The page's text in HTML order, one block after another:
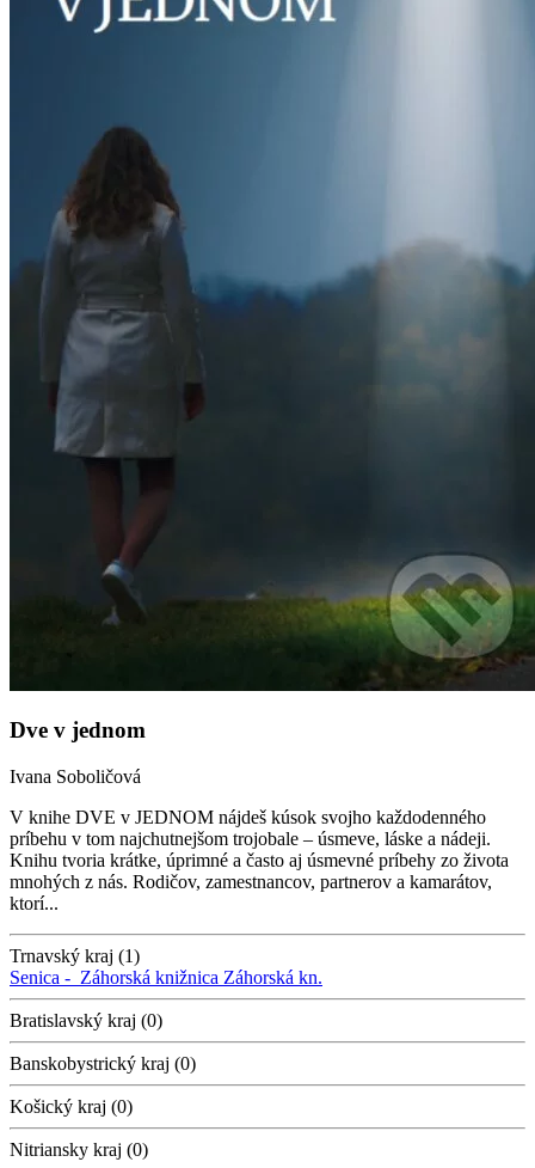
Dve v jednom
Ivana Soboličová
V knihe DVE v JEDNOM nájdeš kúsok svojho každodenného
príbehu v tom najchutnejšom trojobale – úsmeve, láske a nádeji.
Knihu tvoria krátke, úprimné a často aj úsmevné príbehy zo života
mnohých z nás. Rodičov, zamestnancov, partnerov a kamarátov,
ktorí...
Trnavský kraj (1)
Senica - Záhorská knižnica Záhorská kn.
Bratislavský kraj (0)
Banskobystrický kraj (0)
Košický kraj (0)
Nitriansky kraj (0)